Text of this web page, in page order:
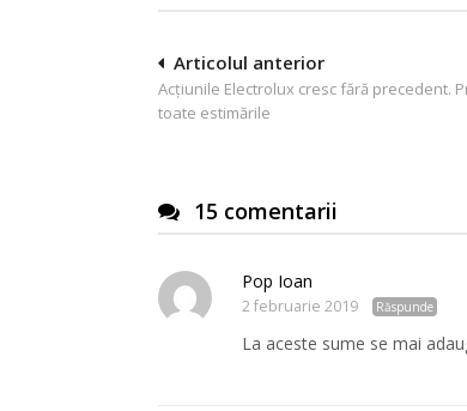
Navigare
în
Articolul anterior
Acţiunile Electrolux cresc fără precedent.
toate estimările
15 comentarii
Pop Ioan
2 februarie 2019 Răspunde
La aceste sume se mai